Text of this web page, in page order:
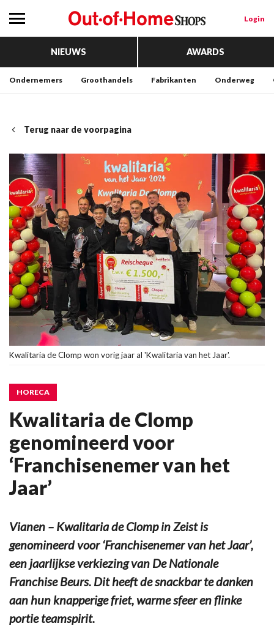
Login
NIEUWS AWARDS
Ondernemers Groothandels Fabrikanten Onderweg
Terug naar de voorpagina
Kwalitaria de Clomp won vorig jaar al 'Kwalitaria van het Jaar'.
HORECA
Kwalitaria de Clomp
genomineerd voor
‘Franchisenemer van het
Jaar’
Vianen – Kwalitaria de Clomp in Zeist is
genomineerd voor ‘Franchisenemer van het Jaar’,
een jaarlijkse verkiezing van De Nationale
Franchise Beurs. Dit heeft de snackbar te danken
aan hun knapperige friet, warme sfeer en flinke
portie teamspirit.